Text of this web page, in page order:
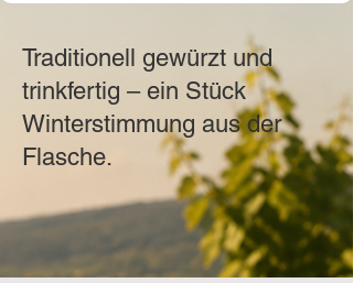
Traditionell gewürzt und
trinkfertig – ein Stück
Winterstimmung aus der
Flasche.